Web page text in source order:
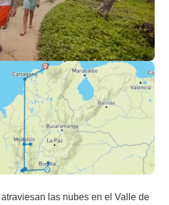
las nubes en el Valle de